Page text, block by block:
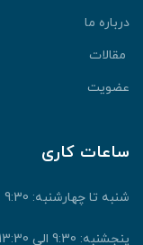
درباره ما
مقالات
عضویت
ساعات کاری
شنبه تا چهارشنبه: 9:30 الی 18:00
پنجشنبه: 9:30 الی 13:30